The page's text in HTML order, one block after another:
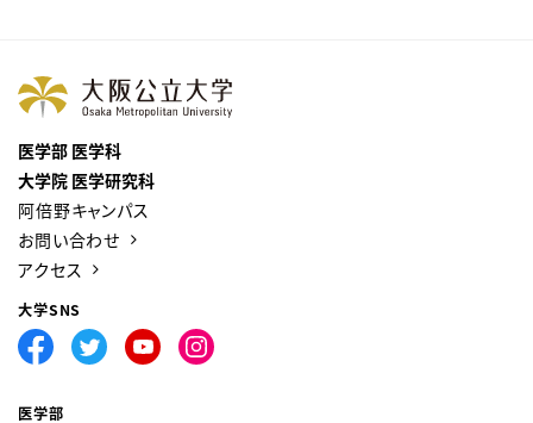
医学部 医学科
大学院 医学研究科
阿倍野キャンパス
お問い合わせ
アクセス
大学SNS
医学部